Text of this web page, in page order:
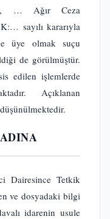
… Ağır Ceza
sayılı kararıyla
üye olmak suçu
de görülmüştür.
edilen işlemlerde
Açıklanan
Dairesince Tetkik
ve dosyadaki bilgi
idarenin usule